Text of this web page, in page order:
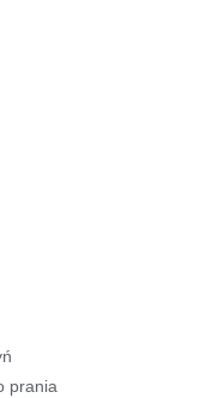
prania